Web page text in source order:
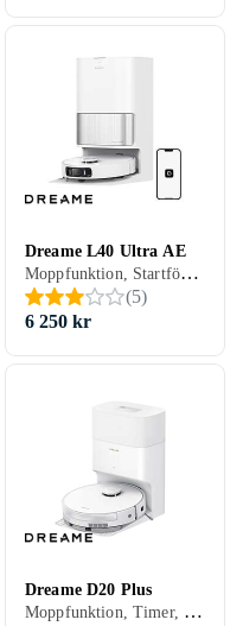
Dreame L40 Ultra AE
Moppfunktion, Startfördröjning, Timer, Röststyrning, Schemaläggning, Fjärrkontroll, Trappsensor, Automatisk dockning, Virtuella väggar, Anpassad för husdjur, Appstyrning, Stöder kantrengöring, Allergivänlig, Brusreducering / Tyst läge, Automatisk mopptorkning, Dockningsstation, 200 min, Hårda golv, Mattor, Kakel, Linoleum, Laminat, Parkett, Trä, Vinyl, 74 dB, Självtömmande
(5)
6 250 kr
Dreame D20 Plus
Moppfunktion, Timer, Röststyrning, Schemaläggning, Fjärrkontroll, Trappsensor, Automatisk dockning, Virtuella väggar, Anpassad för husdjur, Appstyrning, Stöder kantrengöring, Automatisk mopptorkning, Dockningsstation, 285 min, 70 dB, Självtömmande